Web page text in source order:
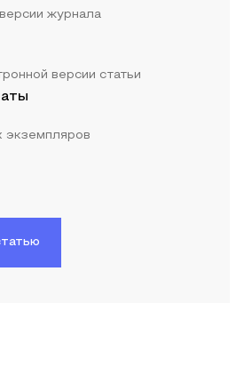
журнала
версии статьи
экземпляров